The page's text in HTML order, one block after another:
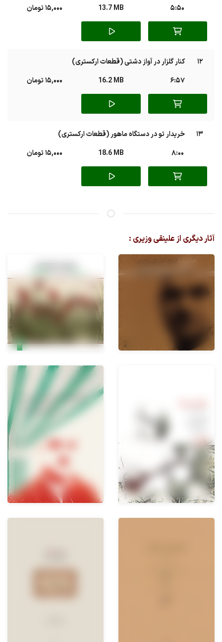
5:50
13.7 MB 15,000 تومان
12
کنار گلزار در آواز دشتی (قطعات ارکستری)
6:57
16.2 MB 15,000 تومان
13
خریدار تو در دستگاه ماهور (قطعات ارکستری)
8:00
18.6 MB 15,000 تومان
آثار دیگری از علینقی وزیری :